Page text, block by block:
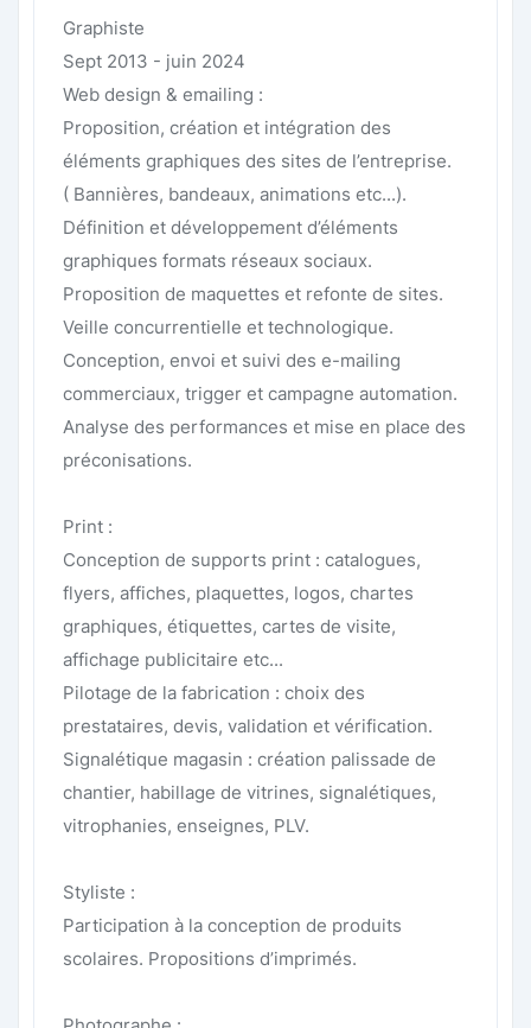
Graphiste
Sept 2013 - juin 2024
Web design & emailing :
Proposition, création et intégration des
éléments graphiques des sites de l’entreprise.
( Bannières, bandeaux, animations etc...).
Définition et développement d’éléments
graphiques formats réseaux sociaux.
Proposition de maquettes et refonte de sites.
Veille concurrentielle et technologique.
Conception, envoi et suivi des e-mailing
commerciaux, trigger et campagne automation.
Analyse des performances et mise en place des
préconisations.
Print :
Conception de supports print : catalogues,
flyers, affiches, plaquettes, logos, chartes
graphiques, étiquettes, cartes de visite,
affichage publicitaire etc...
Pilotage de la fabrication : choix des
prestataires, devis, validation et vérification.
Signalétique magasin : création palissade de
chantier, habillage de vitrines, signalétiques,
vitrophanies, enseignes, PLV.
Styliste :
Participation à la conception de produits
scolaires. Propositions d’imprimés.